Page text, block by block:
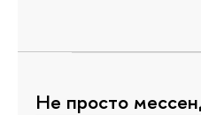
Не просто